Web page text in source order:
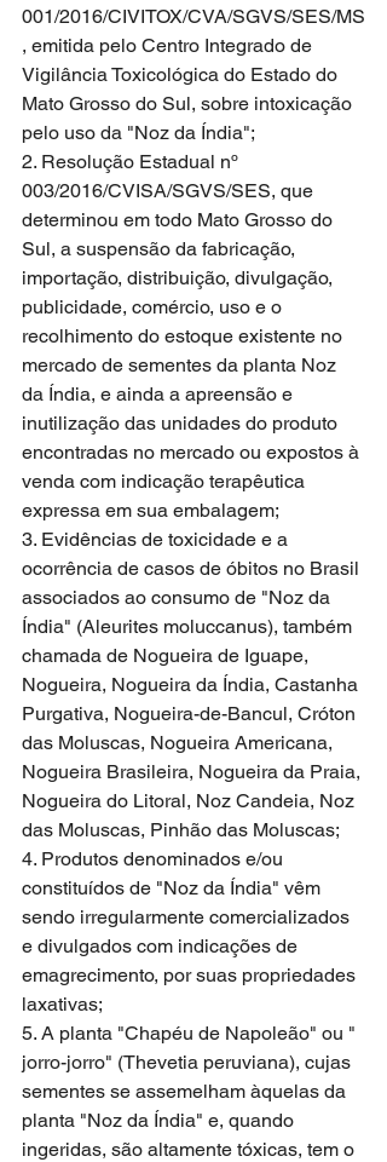
001/2016/CIVITOX/CVA/SGVS/SES/MS
, emitida pelo Centro Integrado de
Vigilância Toxicológica do Estado do
Mato Grosso do Sul, sobre intoxicação
pelo uso da "Noz da Índia";
2. Resolução Estadual nº
003/2016/CVISA/SGVS/SES, que
determinou em todo Mato Grosso do
Sul, a suspensão da fabricação,
importação, distribuição, divulgação,
publicidade, comércio, uso e o
recolhimento do estoque existente no
mercado de sementes da planta Noz
da Índia, e ainda a apreensão e
inutilização das unidades do produto
encontradas no mercado ou expostos à
venda com indicação terapêutica
expressa em sua embalagem;
3. Evidências de toxicidade e a
ocorrência de casos de óbitos no Brasil
associados ao consumo de "Noz da
Índia" (Aleurites moluccanus), também
chamada de Nogueira de Iguape,
Nogueira, Nogueira da Índia, Castanha
Purgativa, Nogueira-de-Bancul, Cróton
das Moluscas, Nogueira Americana,
Nogueira Brasileira, Nogueira da Praia,
Nogueira do Litoral, Noz Candeia, Noz
das Moluscas, Pinhão das Moluscas;
4. Produtos denominados e/ou
constituídos de "Noz da Índia" vêm
sendo irregularmente comercializados
e divulgados com indicações de
emagrecimento, por suas propriedades
laxativas;
5. A planta "Chapéu de Napoleão" ou "
jorro-jorro" (Thevetia peruviana), cujas
sementes se assemelham àquelas da
planta "Noz da Índia" e, quando
ingeridas, são altamente tóxicas, tem o